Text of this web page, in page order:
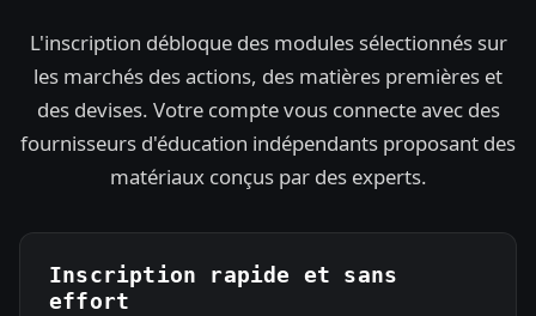
L'inscription débloque des modules sélectionnés sur
les marchés des actions, des matières premières et
des devises. Votre compte vous connecte avec des
fournisseurs d'éducation indépendants proposant des
matériaux conçus par des experts.
Inscription rapide et sans
effort